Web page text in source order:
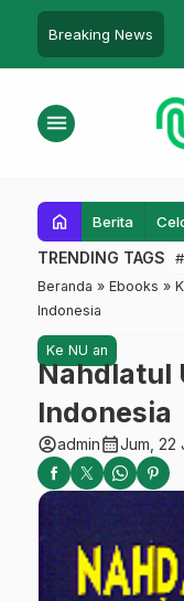
Breaking News
menu
home Berita
TRENDING TAGS
Beranda » Ebooks »
Indonesia
Ke NU an
Nahdlatul
Indonesia
account_circleadmincalendar_monthJum, 22